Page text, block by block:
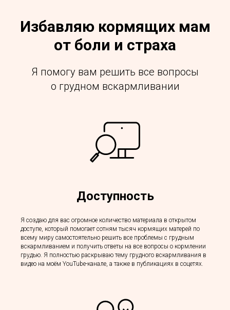
Избавляю кормящих мам
от боли и страха
Я помогу вам решить все вопросы
о грудном вскармливании
Доступность
Я создаю для вас огромное количество материала в открытом
доступе, который помогает сотням тысяч кормящих матерей по
всему миру самостоятельно решить все проблемы с грудным
вскармливанием и получить ответы на все вопросы о кормлении
грудью. Я полностью раскрываю тему грудного вскармливания в
видео на моём YouTube-канале, а также в публикациях в соцетях.